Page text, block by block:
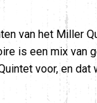
van het Miller
is een mix van
voor, en